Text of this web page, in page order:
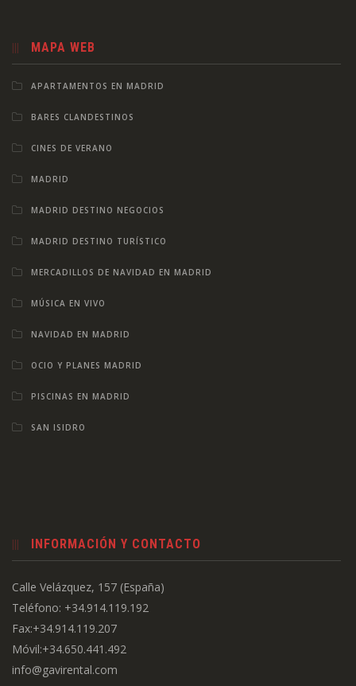
MAPA WEB
APARTAMENTOS EN MADRID
BARES CLANDESTINOS
CINES DE VERANO
MADRID
MADRID DESTINO NEGOCIOS
MADRID DESTINO TURÍSTICO
MERCADILLOS DE NAVIDAD EN MADRID
MÚSICA EN VIVO
NAVIDAD EN MADRID
OCIO Y PLANES MADRID
PISCINAS EN MADRID
SAN ISIDRO
INFORMACIÓN Y CONTACTO
Calle Velázquez, 157 (España)
Teléfono: +34.914.119.192
Fax:+34.914.119.207
Móvil:+34.650.441.492
info@gavirental.com